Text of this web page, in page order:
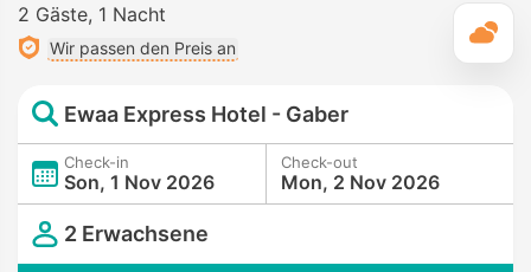
2 Gäste 1 Nacht
Wir passen den Preis an
Ewaa Express Hotel - Gaber
Check-in
Son, 1 Nov 2026
Check-out
Mon, 2 Nov 2026
2 Erwachsene